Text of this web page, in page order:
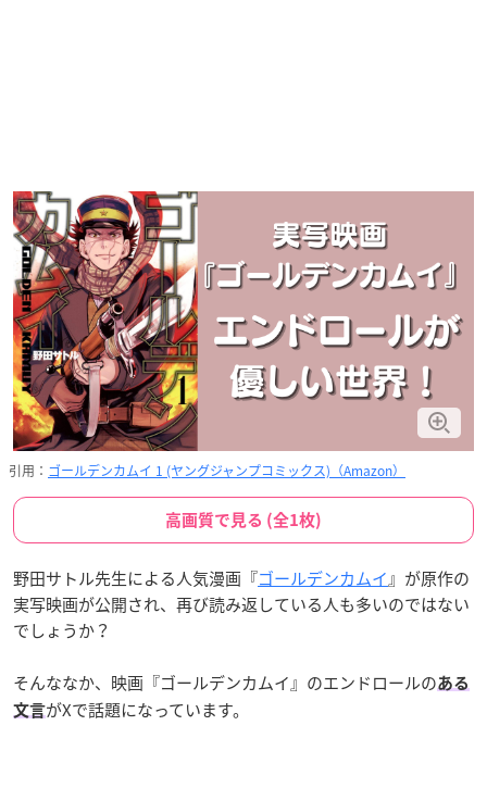
引用： ゴールデンカムイ 1 (ヤングジャンプコミックス)（Amazon）
高画質で見る (全1枚)
野田サトル先生による人気漫画『ゴールデンカムイ』が原作の
実写映画が公開され、再び読み返している人も多いのではない
でしょうか？
そんななか、映画『ゴールデンカムイ』のエンドロールのある
文言がXで話題になっています。